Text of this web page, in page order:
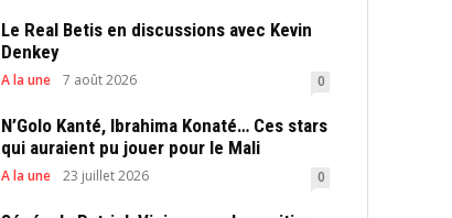
Le Real Betis en discussions avec Kevin
Denkey
A la une 7 août 2026 0
N’Golo Kanté, Ibrahima Konaté… Ces stars
qui auraient pu jouer pour le Mali
A la une 23 juillet 2026 0